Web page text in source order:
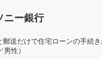
ニー銀行
郵送だけで住宅ローンの手続
男性）